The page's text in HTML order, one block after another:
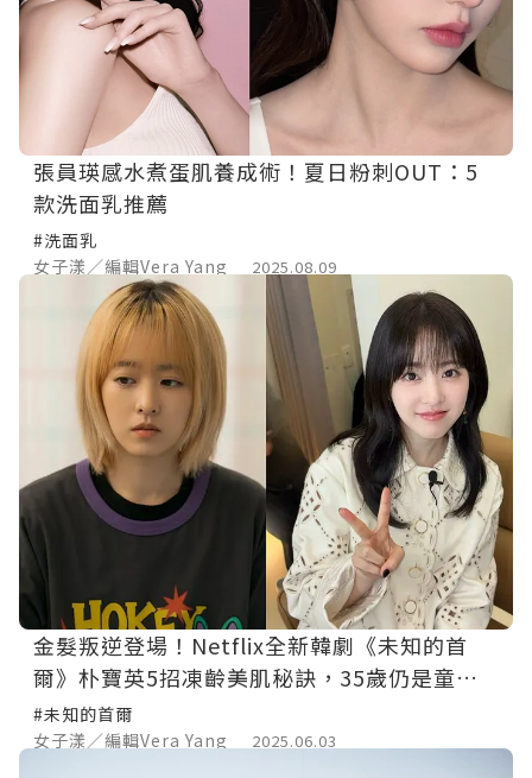
張員瑛感水煮蛋肌養成術！夏日粉刺OUT：5
款洗面乳推薦
#洗面乳
女子漾／編輯Vera Yang
2025.08.09
金髮叛逆登場！Netflix全新韓劇《未知的首
爾》朴寶英5招凍齡美肌秘訣，35歲仍是童顏
少女！
#未知的首爾
女子漾／編輯Vera Yang
2025.06.03